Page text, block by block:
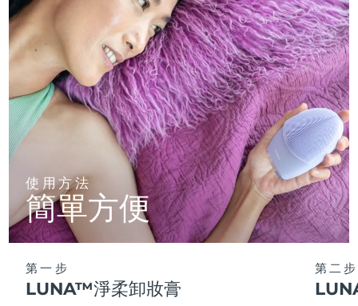
使用方法
簡單方便
第一步
LUNA™淨柔卸妝膏
第二步